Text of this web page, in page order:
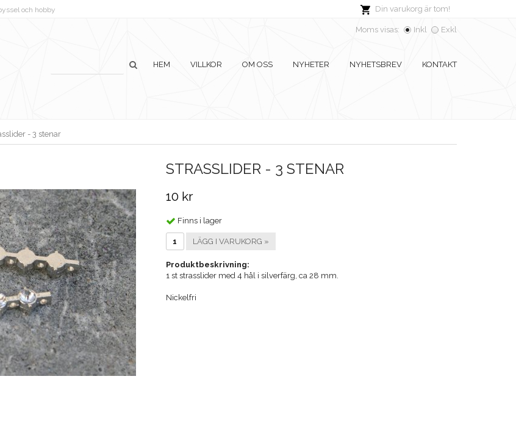
Din varukorg är tom!
och hobby
Moms visas: Inkl Exkl
HEM VILLKOR OM OSS NYHETER NYHETSBREV KONTAKT
- 3 stenar
STRASSLIDER - 3 STENAR
10 kr
Finns i lager
LÄGG I VARUKORG »
Produktbeskrivning:
1 st strasslider med 4 hål i silverfärg, ca 28 mm.
Nickelfri